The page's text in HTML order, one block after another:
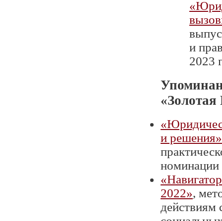
и
2023
«Золотая
и решения»
номинации
2022»,
действиям